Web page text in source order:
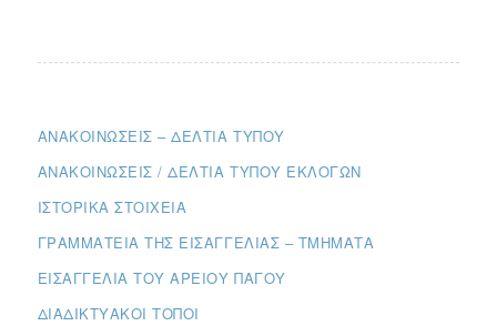
ΑΝΑΚΟΙΝΏΣΕΙΣ – ΔΕΛΤΊΑ ΤΎΠΟΥ
ΑΝΑΚΟΙΝΏΣΕΙΣ / ΔΕΛΤΊΑ ΤΎΠΟΥ ΕΚΛΟΓΏΝ
ΙΣΤΟΡΙΚΆ ΣΤΟΙΧΕΊΑ
ΓΡΑΜΜΑΤΕΊΑ ΤΗΣ ΕΙΣΑΓΓΕΛΊΑΣ – ΤΜΉΜΑΤΑ
ΕΙΣΑΓΓΕΛΊΑ ΤΟΥ ΑΡΕΊΟΥ ΠΆΓΟΥ
ΔΙΑΔΙΚΤΥΑΚΟΊ ΤΌΠΟΙ